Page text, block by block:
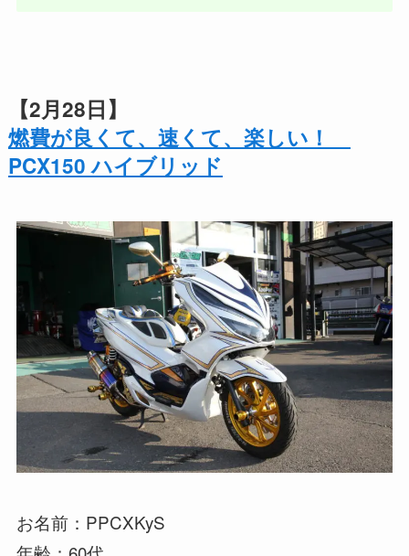
【2月28日】
燃費が良くて、速くて、楽しい！
PCX150 ハイブリッド
お名前：PPCXKyS